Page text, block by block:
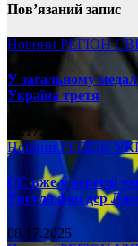
Пов’язаний запис
Новини РЕГІОН
У загальному
Україна третя
08.17.2025
НовиниРЕГІОН
ЄС вже у вересні
Урсула фон дер
08.17.2025